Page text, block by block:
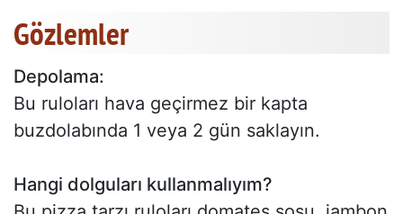
Gözlemler
Depolama:
Bu ruloları hava geçirmez bir kapta
buzdolabında 1 veya 2 gün saklayın.
Hangi dolguları kullanmalıyım?